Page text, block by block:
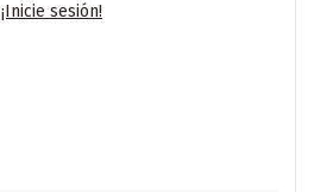
¡Inicie sesión!